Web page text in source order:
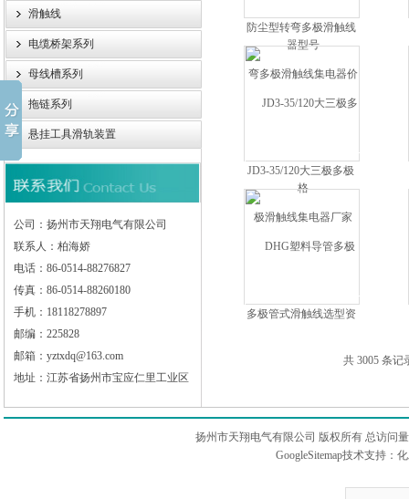
滑触线
电缆桥架系列
母线槽系列
拖链系列
悬挂工具滑轨装置
公司：扬州市天翔电气有限公司
联系人：柏海娇
电话：86-0514-88276827
传真：86-0514-88260180
手机：18118278897
邮编：225828
邮箱：yztxdq@163.com
地址：江苏省扬州市宝应仁里工业区
防尘型转弯多极滑触线
集电器价格
JD3-35/120大三极多极
滑触线集电器厂家
多极管式滑触线选型资
共 3005 条记
扬州市天翔电气有限公司 版权所有 总访问
GoogleSitemap技术支持：